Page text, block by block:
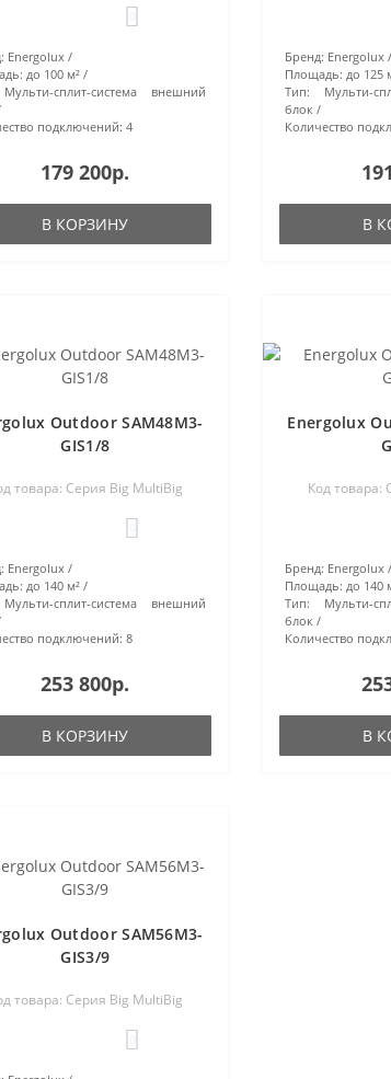
Energolux
до 100 м²
Мульти-сплит-система внешний
подключений: 4
179 200р.
В КОРЗИНУ
Бренд: Energolux
Площадь: до 125
Тип:
Мульти-
блок
Количество
В
Outdoor SAM48M3-
GIS1/8
товара: Серия Big MultiBig
Energolux
до 140 м²
Мульти-сплит-система внешний
подключений: 8
253 800р.
В КОРЗИНУ
Energolux
Код товара:
Бренд: Energolux
Площадь: до 140
Тип:
Мульти-
блок
Количество
В
Outdoor SAM56M3-
GIS3/9
товара: Серия Big MultiBig